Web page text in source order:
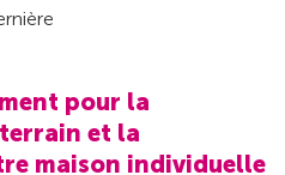
pour la
et la
maison individuelle